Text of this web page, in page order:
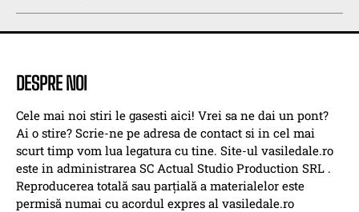
DESPRE NOI
Cele mai noi stiri le gasesti aici! Vrei sa ne dai un pont?
Ai o stire? Scrie-ne pe adresa de contact si in cel mai
scurt timp vom lua legatura cu tine. Site-ul vasiledale.ro
este in administrarea SC Actual Studio Production SRL .
Reproducerea totală sau parțială a materialelor este
permisă numai cu acordul expres al vasiledale.ro